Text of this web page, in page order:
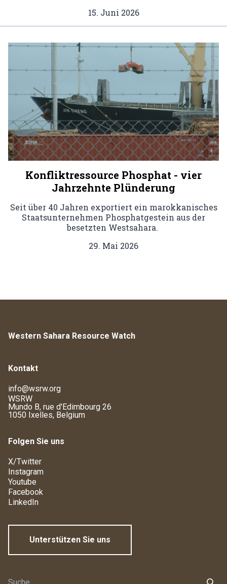
15. Juni 2026
Konfliktressource Phosphat - vier
Jahrzehnte Plünderung
Seit über 40 Jahren exportiert ein marokkanisches
Staatsunternehmen Phosphatgestein aus der
besetzten Westsahara.
29. Mai 2026
Western Sahara Resource Watch
Kontakt
info@wsrw.org
WSRW
Mundo B, rue d'Edimbourg 26
1050 Ixelles, Belgium
Folgen Sie uns
X/Twitter
Instagram
Youtube
Facebook
LinkedIn
Unterstützen Sie uns